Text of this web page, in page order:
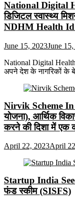
National Digital
डिजिटल स्वास्थ्य
NDHM Health
June 15, 2023June
National Digital
अपने देश के नागरिकों के
Nirvik Scheme In
योजना), आर्थिक
करने की दिशा में एक
April 22, 2023April
Startup India
फंड स्कीम (SISFS)